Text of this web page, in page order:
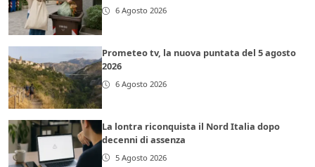
6 Agosto 2026
Prometeo tv, la nuova puntata del 5 agosto
2026
6 Agosto 2026
La lontra riconquista il Nord Italia dopo
decenni di assenza
5 Agosto 2026